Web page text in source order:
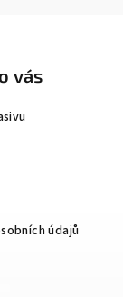
vás
údajů